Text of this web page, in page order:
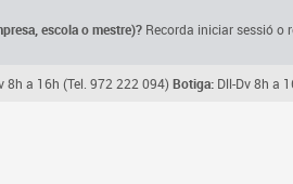
escolao mestre)? Recorda iniciar sessió o
8h a 16h (Tel. 972 222 094)Botiga: Dll-Dv 8h a